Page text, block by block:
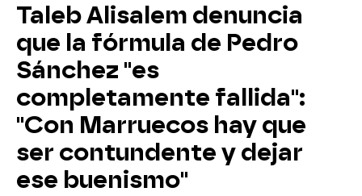
Taleb Alisalem denuncia
que la fórmula de Pedro
Sánchez "es
completamente fallida":
"Con Marruecos hay que
ser contundente y dejar
ese buenismo"